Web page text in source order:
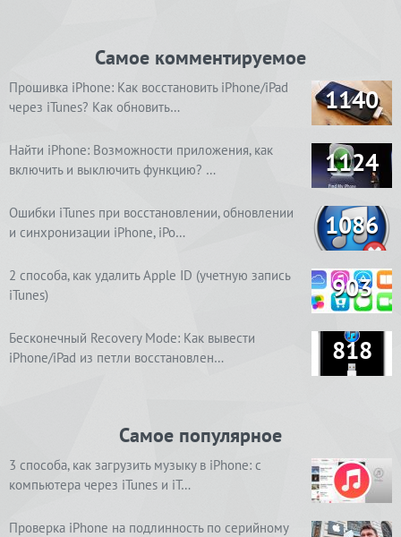
Самое комментируемое
Прошивка iPhone: Как восстановить iPhone/iPad
через iTunes? Как обновить…
1140
Найти iPhone: Возможности приложения, как
включить и выключить функцию? …
1124
Ошибки iTunes при восстановлении, обновлении
и синхронизации iPhone, iPo…
1086
2 способа, как удалить Apple ID (учетную запись
iTunes)
903
Бесконечный Recovery Mode: Как вывести
iPhone/iPad из петли восстановлен…
818
Самое популярное
3 способа, как загрузить музыку в iPhone: с
компьютера через iTunes и iT…
Проверка iPhone на подлинность по серийному